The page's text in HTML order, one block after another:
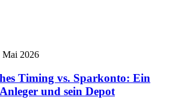
2026
Timing vs. Sparkonto: Ein
und sein Depot